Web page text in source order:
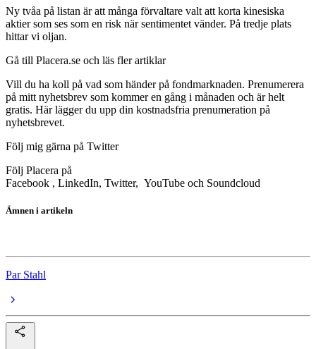
Ny tvåa på listan är att många förvaltare valt att korta kinesiska
aktier som ses som en risk när sentimentet vänder. På tredje plats
hittar vi oljan.
Gå till Placera.se och läs fler artiklar
Vill du ha koll på vad som händer på fondmarknaden. Prenumerera
på mitt nyhetsbrev som kommer en gång i månaden och är helt
gratis. Här lägger du upp din kostnadsfria prenumeration på
nyhetsbrevet.
Följ mig gärna på Twitter
Följ Placera på
Facebook , LinkedIn, Twitter, YouTube och Soundcloud
Ämnen i artikeln
Par Stahl